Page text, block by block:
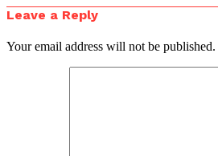
Leave a Reply
Your email address will not be published.